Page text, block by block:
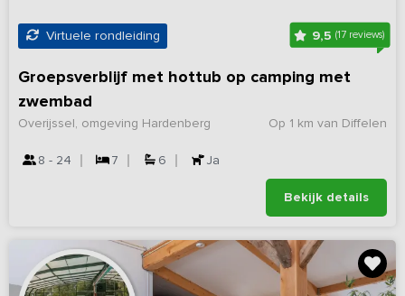
Virtuele rondleiding 9,5(17 reviews)
Groepsverblijf met hottub op camping met
zwembad
Op 1 km van Diffelen
Overijssel, omgeving Hardenberg
8 - 24 7 6 Ja
Bekijk details